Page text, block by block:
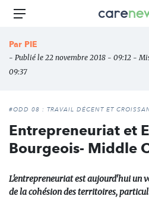
Aller
principal
Carenews,
des
Menu
Par PIE
- Publié le 22 novembre 2018 - 09:12 -
09:37
#ODD 08 : TRAVAIL DÉCENT ET
Entrepreneuriat et
Bourgeois- Middle
L'entrepreneuriat est aujourd'hui un
de la cohésion des territoires,